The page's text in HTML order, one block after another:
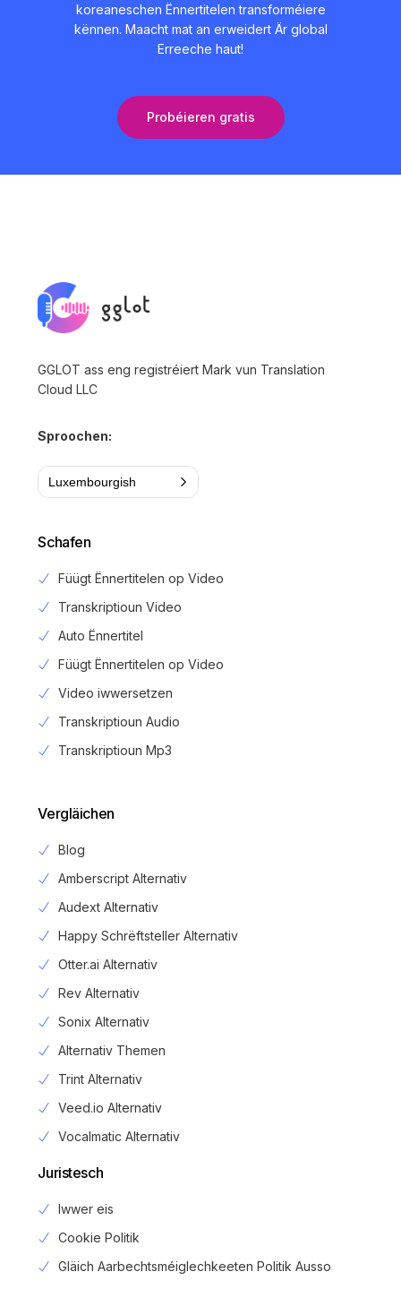
koreaneschen Ënnertitelen transforméiere
kënnen. Maacht mat an erweidert Är global
Erreeche haut!
Probéieren gratis
GGLOT ass eng registréiert Mark vun Translation
Cloud LLC
Sproochen:
Luxembourgish
Schafen
Füügt Ënnertitelen op Video
Transkriptioun Video
Auto Ënnertitel
Füügt Ënnertitelen op Video
Video iwwersetzen
Transkriptioun Audio
Transkriptioun Mp3
Vergläichen
Blog
Amberscript Alternativ
Audext Alternativ
Happy Schrëftsteller Alternativ
Otter.ai Alternativ
Rev Alternativ
Sonix Alternativ
Alternativ Themen
Trint Alternativ
Veed.io Alternativ
Vocalmatic Alternativ
Juristesch
Iwwer eis
Cookie Politik
Gläich Aarbechtsméiglechkeeten Politik Ausso